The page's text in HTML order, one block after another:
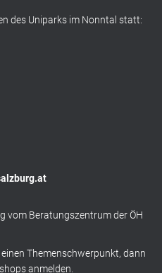
des Uniparks im Nonntal statt:
vom Beratungszentrum der ÖH
Themenschwerpunkt, dann
anmelden.